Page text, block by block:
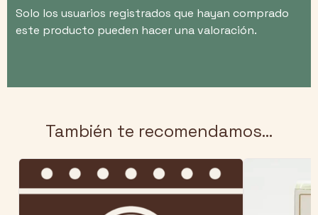
Solo los usuarios registrados que hayan comprado
este producto pueden hacer una valoración.
También te recomendamos…